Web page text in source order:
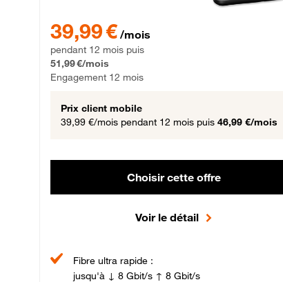
39,99 € /mois
pendant 12 mois puis
51,99 €/mois
Engagement 12 mois
Prix client mobile
39,99 €/mois pendant 12 mois puis 46,99 €/mois
Choisir cette offre
Voir le détail
Fibre ultra rapide :
jusqu'à ↓ 8 Gbit/s ↑ 8 Gbit/s